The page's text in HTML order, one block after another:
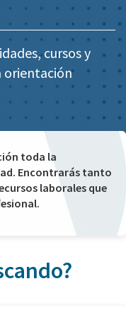
cursos y
orientación
toda la
Encontrarás tanto
laborales que